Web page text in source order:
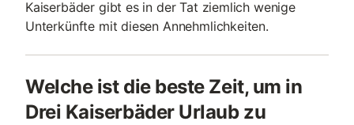
Kaiserbäder gibt es in der Tat ziemlich wenige
Unterkünfte mit diesen Annehmlichkeiten.
Welche ist die beste Zeit, um in
Drei Kaiserbäder Urlaub zu